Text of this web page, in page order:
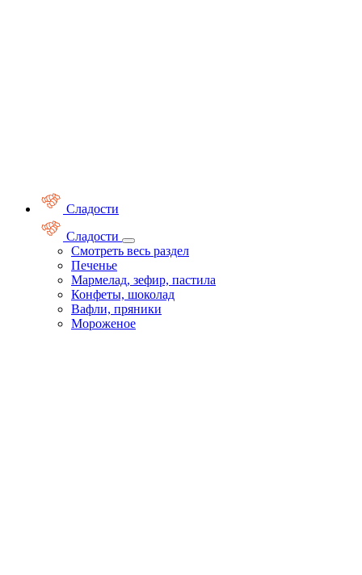
Сладости
Сладости
Смотреть весь раздел
Печенье
Мармелад, зефир, пастила
Конфеты, шоколад
Вафли, пряники
Мороженое